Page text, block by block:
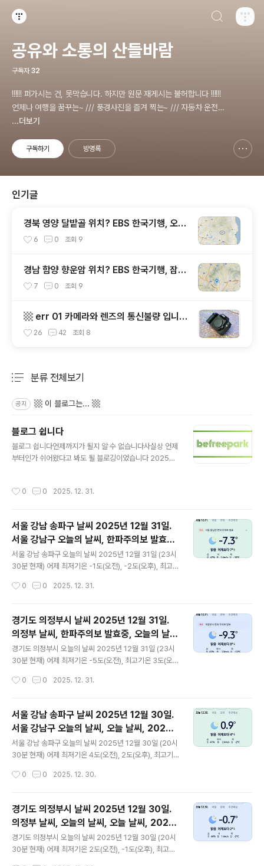
공유와 소통의 산들바람
구독자 32
!!!!!! 퍼가시는 건, 못막습니다. 하지만 원문 재게시는 불허합니다 !!!!!!
언제나 여행을 꿈꾸는~ /// 풍경사진을 즐겨 찍는~ /// 자동차 운전을
즐기는~ /// 컴터조립을 재미있어 하는~ /// 고전과 동시대물을 넘나
적 이슈에 발언하는~ 不老巨
...더보기
구독하기 방명록
인기글
경북 영양 달밭골 위치? EBS 한국기행, 오월
의 부엌, 깜장집 부엌은 따스했네, 영양군 영
만한 곳, 영양읍 상원리. KBS 인간극장 임분
노미 할머니
6 0 조회 9
경남 함양 향운암 위치? EBS 한국기행, 잠시
쉬어갈래요, 스님의 어느 여름날, 함양 향운암
계곡 향운암 명천스님, 덕유산 황석산 거망산
기백산
7 0 조회 9
▩ err 01 카메라와 렌즈의 통신불량 입니
다. 렌즈 접점을 청소하여 주십시요? (캐논 5
26 42 조회 8
분류 전체보기
공지 ▩ 이 블로그는... ▩
블로그 쉽니다
블로그 쉽니다언제까지가 될지 알 수 없습니다사실상 언제
부터인가 쉬어왔다고 봐도 될 블로깅이었습니다 2025년
계속 해야 할 이유와 동력이 없습니다붙잡고 있어야 할 필
같지 않습니다 이미 오래 됐죠얼마 되지 않는 수익이 0에
수렴한지도 오래 됐습니다 혹시 블로그를 재개한다면 어디
서 할지도 알 수 없습니다혹시 저에게 연락할 분이 계시다
면 폰 문자 또는 방명록에 글 주세요 posted by befree
비프리박 블로그..
0 0 2025. 12. 31.
서울 강남 송파구 날씨 2025년 12월 31일.
서울 강남구 오늘의 날씨, 한파주의보 발효중,
오늘 날씨, 2025 1231, 초미세먼지, 미세먼
지, 황사, 자외선
서울 강남 송파구 오늘의 날씨 2025년 12월 31일 (23시
30분 현재) 어제 최저기온 -1도(오전), -2도(오후), 최고기
기온 -1도(오전), -3도(오후) 어제보다 5도 낮은 최저기온
입니다 * 눈비 올 확률은 위 이미지에서 오전, 오후 기상
상태 참조 대기상황 공기질은 어제 미세먼지는 좋음 = 22
㎍/m³ 초미세먼지 좋음 = 10 ㎍/m³ 황사는 보통 = 14
㎍/m³ 자외선 (오후) = 낮음 오늘미세먼지는 좋음 = 27
㎍/m³..
0 0 2025. 12. 31.
경기도 의정부시 날씨 2025년 12월 31일.
의정부 날씨, 한파주의보 발효중, 오늘의 날
씨, 오늘 날씨, 2025 1231, 초미세먼지, 미
세먼지, 황사, 자외선
경기도 의정부시 오늘의 날씨 2025년 12월 31일 (23시
30분 현재) 어제 최저기온 -5도(오전), 최고기온 3도(오
(오후) 어제보다 4도 낮은 최저기온이고 어제보다 5도
은 위 이미지에서 오전, 오후 기상 상태 참조 대기상
황 공기질은어제미세먼지는 좋음 = 24 ㎍/m³ 초미세먼
지 좋음 = 13 ㎍/m³ 황사는 보통 = 14 ㎍/m ³자외선
(오후) = 낮음오늘미세먼지는 좋음 = 21 ㎍/m³ 초미세먼
후) = 낮음 대기..
0 0 2025. 12. 31.
서울 강남 송파구 날씨 2025년 12월 30일.
서울 강남구 오늘의 날씨, 오늘 날씨, 2025 1
230, 초미세먼지, 미세먼지, 황사, 자외선
서울 강남 송파구 오늘의 날씨 2025년 12월 30일 (20시
30분 현재) 어제 최저기온 4도(오전), 2도(오후), 최고기
고기온 3도(오후) 어제보다 4도 낮은 최저기온이고 어제보
올 확률은 위 이미지에서 오전, 오후 기상 상태 참조 대기상
황 공기질은 어제 미세먼지는 좋음 = 30 ㎍/m³ 초미세먼
지 보통 = 20 ㎍/m³ 황사는 보통 = 38 ㎍/m³ 자외선
(오후) = 낮음 오늘미세먼지는 좋음 = 22 ㎍/m³ 초미세
0 0 2025. 12. 30.
경기도 의정부시 날씨 2025년 12월 30일.
의정부 날씨, 오늘의 날씨, 오늘 날씨, 2025
1230, 초미세먼지, 미세먼지, 황사, 자외선
경기도 의정부시 오늘의 날씨 2025년 12월 30일 (20시
30분 현재) 어제 최저기온 2도(오전), -1도(오후), 최고기